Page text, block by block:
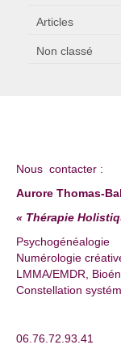
Articles
Non classé
Nous contacter :
Aurore Thomas-
« Thérapie
Psychogénéalogie
Numérologie
LMMA/EMDR,
Constellation
06.76.72.93.41